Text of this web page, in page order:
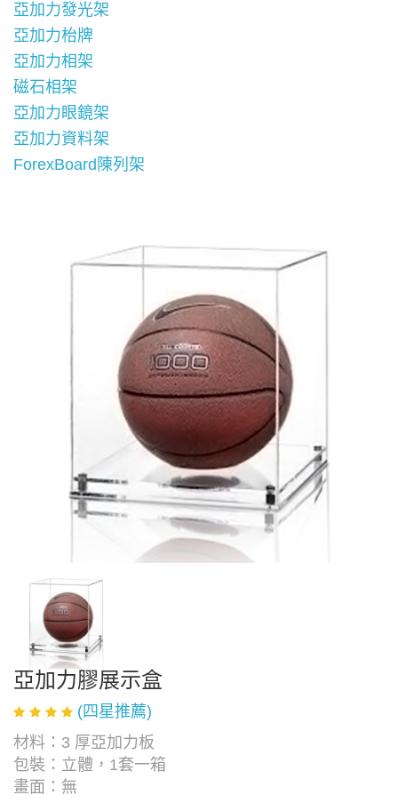
亞加力發光架
亞加力枱牌
亞加力相架
磁石相架
亞加力眼鏡架
亞加力資料架
ForexBoard陳列架
亞加力膠展示盒
(四星推薦)
材料：3 厚亞加力板
包裝：立體，1套一箱
畫面：無